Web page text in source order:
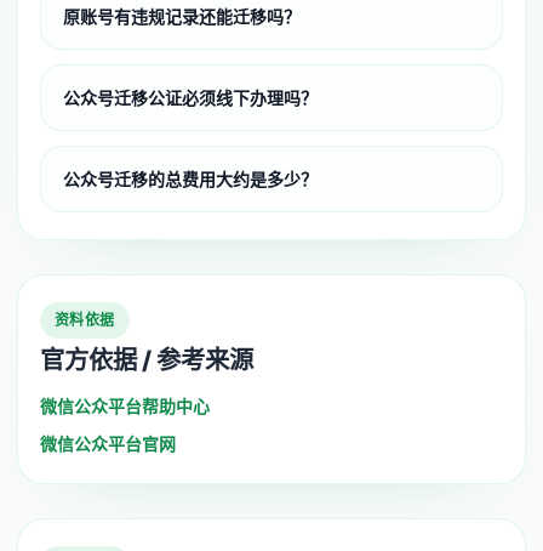
原账号有违规记录还能迁移吗？
公众号迁移公证必须线下办理吗？
公众号迁移的总费用大约是多少？
资料依据
官方依据 / 参考来源
微信公众平台帮助中心
微信公众平台官网